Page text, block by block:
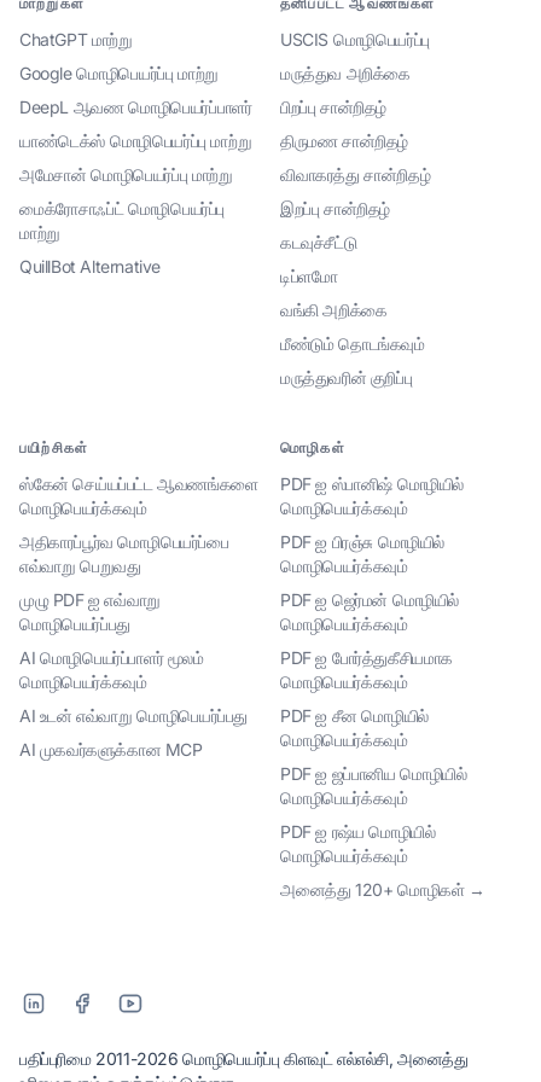
ChatGPT மாற்று
Google மொழிபெயர்ப்பு மாற்று
DeepL ஆவண மொழிபெயர்ப்பாளர்
யாண்டெக்ஸ் மொழிபெயர்ப்பு மாற்று
அமேசான் மொழிபெயர்ப்பு மாற்று
மைக்ரோசாஃப்ட் மொழிபெயர்ப்பு
மாற்று
QuillBot Alternative
USCIS மொழிபெயர்ப்பு
மருத்துவ அறிக்கை
பிறப்பு சான்றிதழ்
திருமண சான்றிதழ்
விவாகரத்து சான்றிதழ்
இறப்பு சான்றிதழ்
கடவுச்சீட்டு
டிப்ளமோ
வங்கி அறிக்கை
மீண்டும் தொடங்கவும்
மருத்துவரின் குறிப்பு
பயிற்சிகள்
ஸ்கேன் செய்யப்பட்ட ஆவணங்களை
மொழிபெயர்க்கவும்
அதிகாரப்பூர்வ மொழிபெயர்ப்பை
எவ்வாறு பெறுவது
முழு PDF ஐ எவ்வாறு
மொழிபெயர்ப்பது
AI மொழிபெயர்ப்பாளர் மூலம்
மொழிபெயர்க்கவும்
AI உடன் எவ்வாறு மொழிபெயர்ப்பது
AI முகவர்களுக்கான MCP
மொழிகள்
PDF ஐ ஸ்பானிஷ் மொழியில்
மொழிபெயர்க்கவும்
PDF ஐ பிரஞ்சு மொழியில்
மொழிபெயர்க்கவும்
PDF ஐ ஜெர்மன் மொழியில்
மொழிபெயர்க்கவும்
PDF ஐ போர்த்துகீசியமாக
மொழிபெயர்க்கவும்
PDF ஐ சீன மொழியில்
மொழிபெயர்க்கவும்
PDF ஐ ஜப்பானிய மொழியில்
மொழிபெயர்க்கவும்
PDF ஐ ரஷ்ய மொழியில்
மொழிபெயர்க்கவும்
அனைத்து 120+ மொழிகள் →
பதிப்புரிமை 2011-2026 மொழிபெயர்ப்பு கிளவுட் எல்எல்சி, அனைத்து